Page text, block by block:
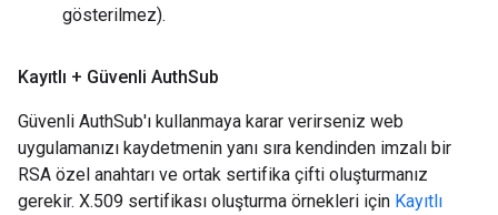
gösterilmez).
Kayıtlı + Güvenli AuthSub
Güvenli AuthSub'ı kullanmaya karar verirseniz web
uygulamanızı kaydetmenin yanı sıra kendinden imzalı bir
RSA özel anahtarı ve ortak sertifika çifti oluşturmanız
gerekir. X.509 sertifikası oluşturma örnekleri için Kayıtlı